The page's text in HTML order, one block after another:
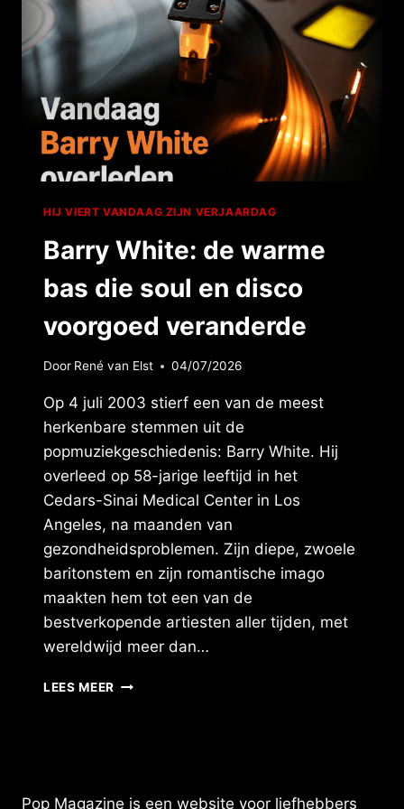
HIJ VIERT VANDAAG ZIJN VERJAARDAG
Barry White: de warme
bas die soul en disco
voorgoed veranderde
Door René van Elst 04/07/2026
Op 4 juli 2003 stierf een van de meest
herkenbare stemmen uit de
popmuziekgeschiedenis: Barry White. Hij
overleed op 58-jarige leeftijd in het
Cedars-Sinai Medical Center in Los
Angeles, na maanden van
gezondheidsproblemen. Zijn diepe, zwoele
baritonstem en zijn romantische imago
maakten hem tot een van de
bestverkopende artiesten aller tijden, met
wereldwijd meer dan…
LEES MEER BARRY
SOUL
Pop Magazine is een website voor liefhebbers